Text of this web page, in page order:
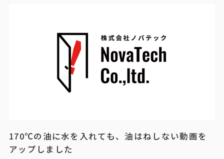
170℃の油に水を入れても、油はねしない動画を
アップしました